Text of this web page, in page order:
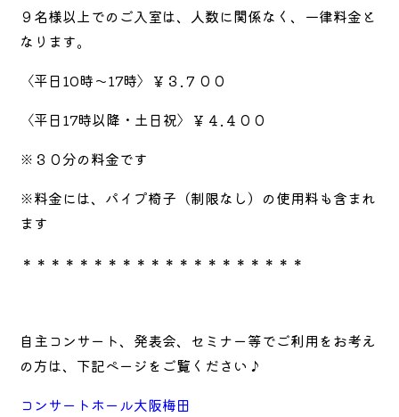
９名様以上でのご入室は、人数に関係なく、一律料金と
なります。
〈平日10時～17時〉￥３.７００
〈平日17時以降・土日祝〉￥４.４００
※３０分の料金です
※料金には、パイプ椅子（制限なし）の使用料も含まれ
ます
＊＊＊＊＊＊＊＊＊＊＊＊＊＊＊＊＊＊＊＊
自主コンサート、発表会、セミナー等でご利用をお考え
の方は、下記ページをご覧ください♪
コンサートホール大阪梅田